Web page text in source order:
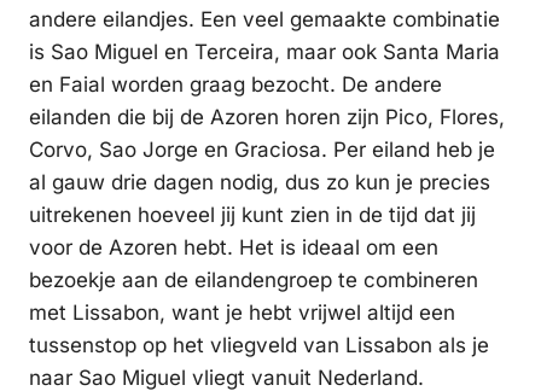
andere eilandjes. Een veel gemaakte combinatie
is Sao Miguel en Terceira, maar ook Santa Maria
en Faial worden graag bezocht. De andere
eilanden die bij de Azoren horen zijn Pico, Flores,
Corvo, Sao Jorge en Graciosa. Per eiland heb je
al gauw drie dagen nodig, dus zo kun je precies
uitrekenen hoeveel jij kunt zien in de tijd dat jij
voor de Azoren hebt. Het is ideaal om een
bezoekje aan de eilandengroep te combineren
met Lissabon, want je hebt vrijwel altijd een
tussenstop op het vliegveld van Lissabon als je
naar Sao Miguel vliegt vanuit Nederland.